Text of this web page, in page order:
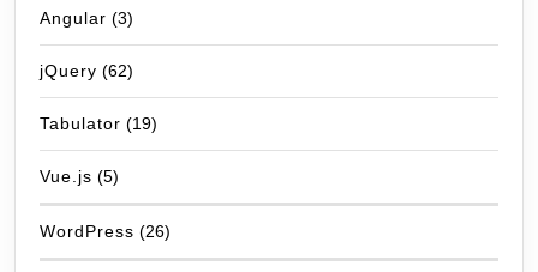
Angular (3)
jQuery (62)
Tabulator (19)
Vue.js (5)
WordPress (26)